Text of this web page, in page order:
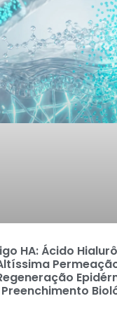
HA: Ácido
Preenchimento